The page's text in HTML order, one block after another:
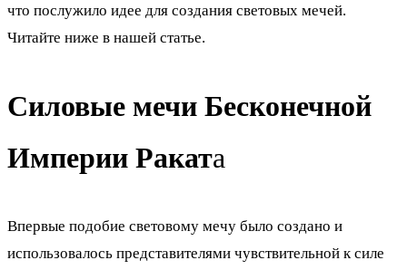
что послужило идее для создания световых мечей.
Читайте ниже в нашей статье.
Силовые мечи Бесконечной
Империи Раката
Впервые подобие световому мечу было создано и
использовалось представителями чувствительной к силе